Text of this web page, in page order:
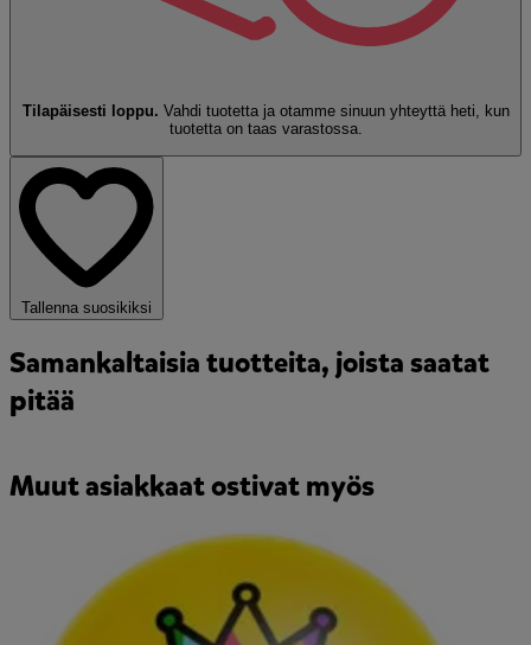
Tilapäisesti loppu. Vahdi tuotetta ja otamme sinuun yhteyttä heti, kun
tuotetta on taas varastossa.
Tallenna suosikiksi
Samankaltaisia tuotteita, joista saatat
pitää
Muut asiakkaat ostivat myös